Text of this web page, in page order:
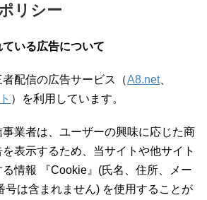
リシー
いる広告について
配信の広告サービス（A8.net、
）を利用しています。
業者は、ユーザーの興味に応じた商
表示するため、当サイトや他サイト
情報 『Cookie』(氏名、住所、メー
号は含まれません) を使用することが